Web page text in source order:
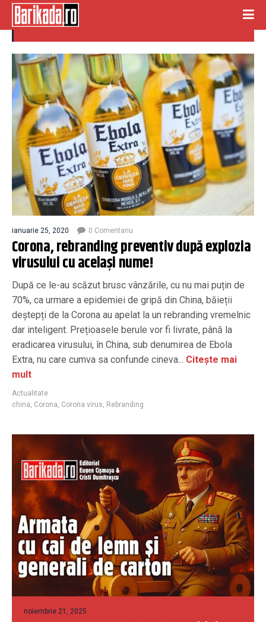
Corona virus
ianuarie 25, 2020 0 Comentariu
Corona, rebranding preventiv după explozia
virusului cu același nume!
După ce le-au scăzut brusc vânzările, cu nu mai puțin de
70%, ca urmare a epidemiei de gripă din China, băieții
deștepți de la Corona au apelat la un rebranding vremelnic
dar inteligent. Prețioasele berule vor fi livrate, până la
eradicarea virusului, în China, sub denumirea de Ebola
Extra, nu care cumva sa confunde cineva... Citește mai
mult
Actualitate
china, Corona, Corona virus, Rebranding
noiembrie 21, 2025